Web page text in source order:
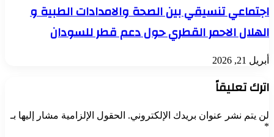
اجتماعي تنسيقي بين الصحة والامدادات الطبية و
الهلال الاحمر القطري حول دعم قطر للسودان
أبريل 21, 2026
اترك تعليقاً
لن يتم نشر عنوان بريدك الإلكتروني. الحقول الإلزامية مشار إليها بـ
*